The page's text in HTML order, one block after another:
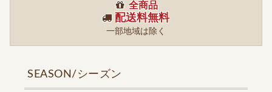
全商品
配送料無料
一部地域は除く
SEASON/シーズン